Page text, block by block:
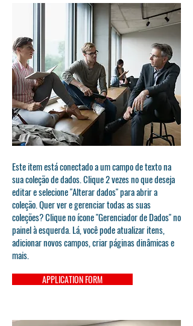
Este item está conectado a um campo de texto na
sua coleção de dados. Clique 2 vezes no que deseja
editar e selecione "Alterar dados" para abrir a
coleção. Quer ver e gerenciar todas as suas
coleções? Clique no ícone "Gerenciador de Dados" no
painel à esquerda. Lá, você pode atualizar itens,
adicionar novos campos, criar páginas dinâmicas e
mais.
APPLICATION FORM